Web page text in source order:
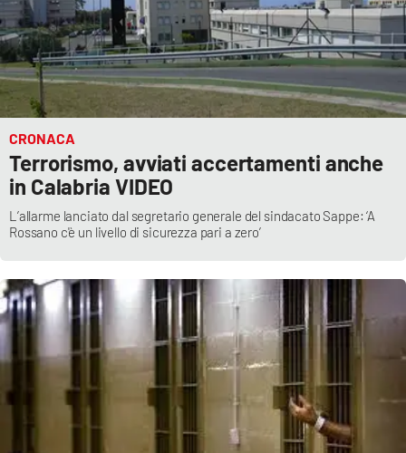
CRONACA
Terrorismo, avviati accertamenti anche
in Calabria VIDEO
L’allarme lanciato dal segretario generale del sindacato Sappe: ‘A
Rossano c'è un livello di sicurezza pari a zero’